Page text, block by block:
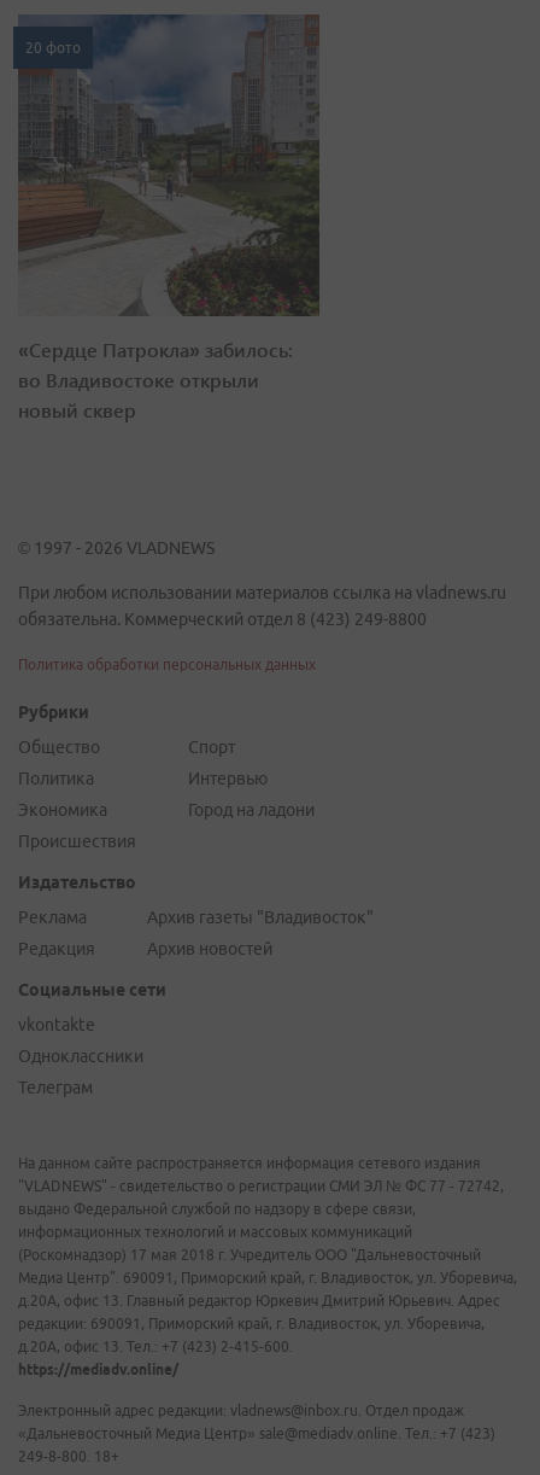
20 фото
«Сердце Патрокла» забилось:
во Владивостоке открыли
новый сквер
© 1997 - 2026 VLADNEWS
При любом использовании материалов ссылка на vladnews.ru
обязательна. Коммерческий отдел 8 (423) 249-8800
Политика обработки персональных данных
Рубрики
Общество
Политика
Экономика
Происшествия
Спорт
Интервью
Город на ладони
Издательство
Реклама
Редакция
Архив газеты "Владивосток"
Архив новостей
Социальные сети
vkontakte
Одноклассники
Телеграм
На данном сайте распространяется информация сетевого издания
"VLADNEWS" - свидетельство о регистрации СМИ ЭЛ № ФС 77 - 72742,
выдано Федеральной службой по надзору в сфере связи,
информационных технологий и массовых коммуникаций
(Роскомнадзор) 17 мая 2018 г. Учредитель ООО "Дальневосточный
Медиа Центр". 690091, Приморский край, г. Владивосток, ул. Уборевича,
д.20А, офис 13. Главный редактор Юркевич Дмитрий Юрьевич. Адрес
редакции: 690091, Приморский край, г. Владивосток, ул. Уборевича,
д.20А, офис 13. Тел.: +7 (423) 2-415-600.
https://mediadv.online/
Электронный адрес редакции: vladnews@inbox.ru. Отдел продаж
«Дальневосточный Медиа Центр» sale@mediadv.online. Тел.: +7 (423)
249-8-800. 18+